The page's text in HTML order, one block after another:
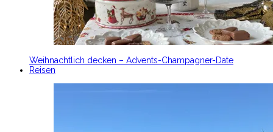
Weihnachtlich decken – Advents-Champagner-Date
Reisen